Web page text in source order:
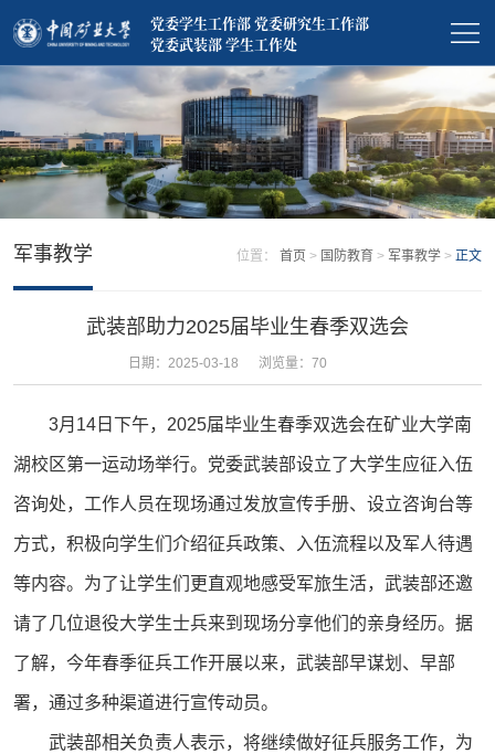
党委学生工作部 党委研究生工作部
党委武装部 学生工作处
军事教学 位置：首页 > 国防教育 > 军事教学 > 正文
武装部助力2025届毕业生春季双选会
日期：2025-03-18 浏览量：70
3月14日下午，2025届毕业生春季双选会在矿业大学南
湖校区第一运动场举行。党委武装部设立了大学生应征入伍
咨询处，工作人员在现场通过发放宣传手册、设立咨询台等
方式，积极向学生们介绍征兵政策、入伍流程以及军人待遇
等内容。为了让学生们更直观地感受军旅生活，武装部还邀
请了几位退役大学生士兵来到现场分享他们的亲身经历。据
了解，今年春季征兵工作开展以来，武装部早谋划、早部
署，通过多种渠道进行宣传动员。
武装部相关负责人表示，将继续做好征兵服务工作，为